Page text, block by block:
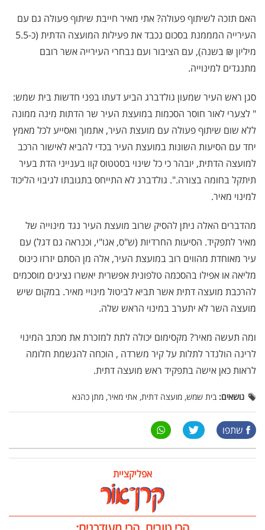
האם תזכה לשיתוף פעולה? אתי מאיר חייבת שיתוף פעולה גם עם
העירייה המממנת בסכום נכבד את פעילות המועצה הדתית (כ-5.5
מיליון ₪ בשנה), עם הציבור ועם נבחרי העירייה אשר רובם
מתנגדים למינוייה.
סגן ראש העיר שמעון גולדברג הביע דעתו בפני חדשות בית שמש:
" לצערי לאור חוסר הסכמות במועצת העיר שר הדתות מינה ממונה
ללא שום שיתוף פעולה עם מועצת העיר, אתמוך ואסייע לכל מאמץ
יחד עם הסיעות השונות במועצת העיר בכדי להביא לאישור הרכב
למועצה הדתית, יובהר כי כל שינוי בסטטוס קוו בענייני הדת בעיר
תיתקל בחומה בצורה.". גולדברג לא התייחס בתגובתו לגיבוי הליכוד
למינוי מאיר.
מהדברים האלה ניתן להסיק שרוב מועצת העיר נגד מינוייה של
מאיר לתפקיד. הסיעות החרדיות (ש"ס, אגו"י, וכנראה גם דגל) עם
עיר מאוחדת מהווים רוב במועצת העיר, אלה מן הסתם יזרזו כינוס
מליאה או אפילו בהסכמה טלפונית אפשרית יאשרו נציגים מוסכמים
להרכבת מועצה דתית אשר תביא לביטול מינויי מאיר. במקום שיש
מועצה השר לא יתערב במינוי הראש שלה.
ומה תעשה מאיר? מקסימום יכולה לתת למזכרת את מכתב המינוי
לרינה הולנדר לתלות על קיר משרדה , הוכחה להגשמת חלומה
לראות כאן אישה בתפקיד ראש מועצה דתית.
נושאים: בית שמש, מועצה דתית, אתי מאיר, מתן כהנא
שתפו
אפליקציית